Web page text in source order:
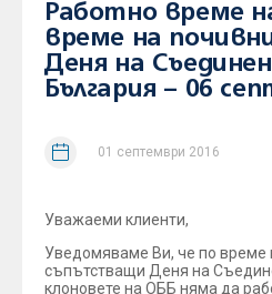
Работно време
време на
Деня на
България – 06
01 септември 2016
Уважаеми клиенти,
Уведомяваме Ви, че по време
съпътстващи Деня на
клоновете на ОББ няма да